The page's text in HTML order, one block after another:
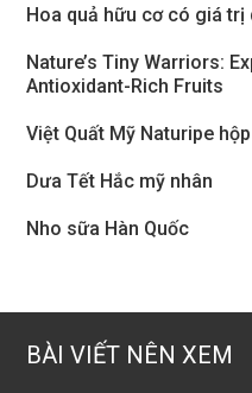
Hoa quả hữu cơ có giá
Nature’s Tiny Warriors:
Antioxidant-Rich Fruits
Việt Quất Mỹ Naturipe
Dưa Tết Hắc mỹ nhân
Nho sữa Hàn Quốc
BÀI VIẾT NÊN XEM